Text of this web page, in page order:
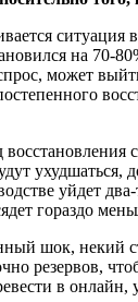
на 70-
может
ухудшаться,
уйдет
гораздо
шок, некий
резервов,
в